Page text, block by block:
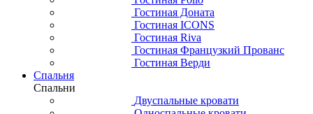
Гостиная Доната
Гостиная ICONS
Гостиная Riva
Гостиная Французкий Прованс
Гостиная Верди
Спальня
Спальни
Двуспальные кровати